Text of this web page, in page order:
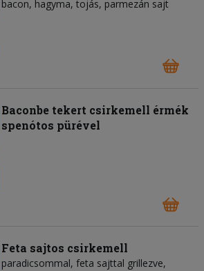
bacon hagyma tojás parmezán sajt
Baconbe tekert csirkemell érmék
spenótos pürével
Feta sajtos csirkemell
paradicsommal, feta sajttal grillezve,